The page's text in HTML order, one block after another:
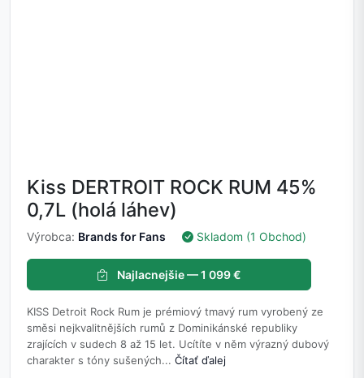
Kiss DERTROIT ROCK RUM 45%
0,7L (holá láhev)
Výrobca: Brands for Fans Skladom (1 Obchod)
Najlacnejšie — 1 099 €
KISS Detroit Rock Rum je prémiový tmavý rum vyrobený ze
směsi nejkvalitnějších rumů z Dominikánské republiky
zrajících v sudech 8 až 15 let. Ucítíte v něm výrazný dubový
charakter s tóny sušených... Čítať ďalej